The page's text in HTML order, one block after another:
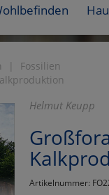
Fossilien
Helmut Keupp
Artikelnummer: